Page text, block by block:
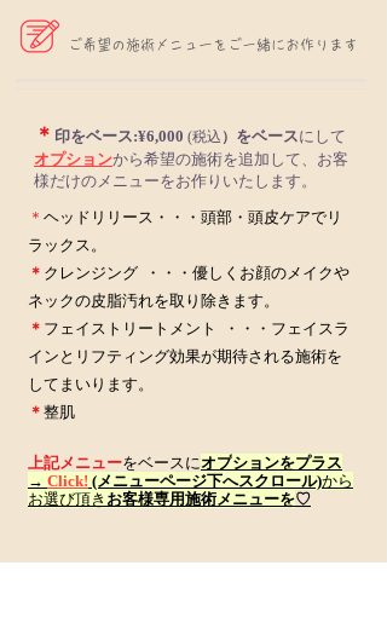
ご希望の施術メニューをご一緒にお作ります
＊ 印をベース:¥6,000 (税込 ） をベースにして
オプションから希望の施術を追加して、お客
様だけのメニューをお作りいたします。
​＊ ヘッドリリース・・・頭部・頭皮ケアでリ
ラックス。
＊ クレンジング ・・・優しくお顔のメイクや
ネックの皮脂汚れを取り除きます。
＊ フェイストリートメント ・・・フェイスラ
インとリフティング効果が期待される施術を
してまいります。​
＊ 整肌
上記メニューをベースにオプションをプラス
→ ​Click! (メニューページ下へスクロール)から
お選び頂き お客様専用施術メニューを♡